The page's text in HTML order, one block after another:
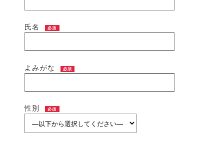
氏名 必須
よみがな 必須
性別 必須